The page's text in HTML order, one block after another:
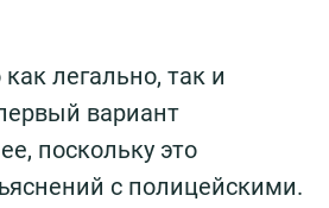
легально, так и
вариант
поскольку это
с полицейскими.